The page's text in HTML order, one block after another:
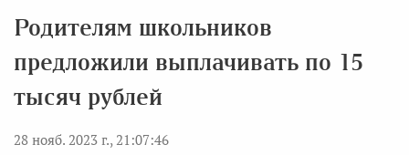
Родителям школьников
предложили выплачивать по 15
тысяч рублей
28 нояб. 2023 г., 21:07:46